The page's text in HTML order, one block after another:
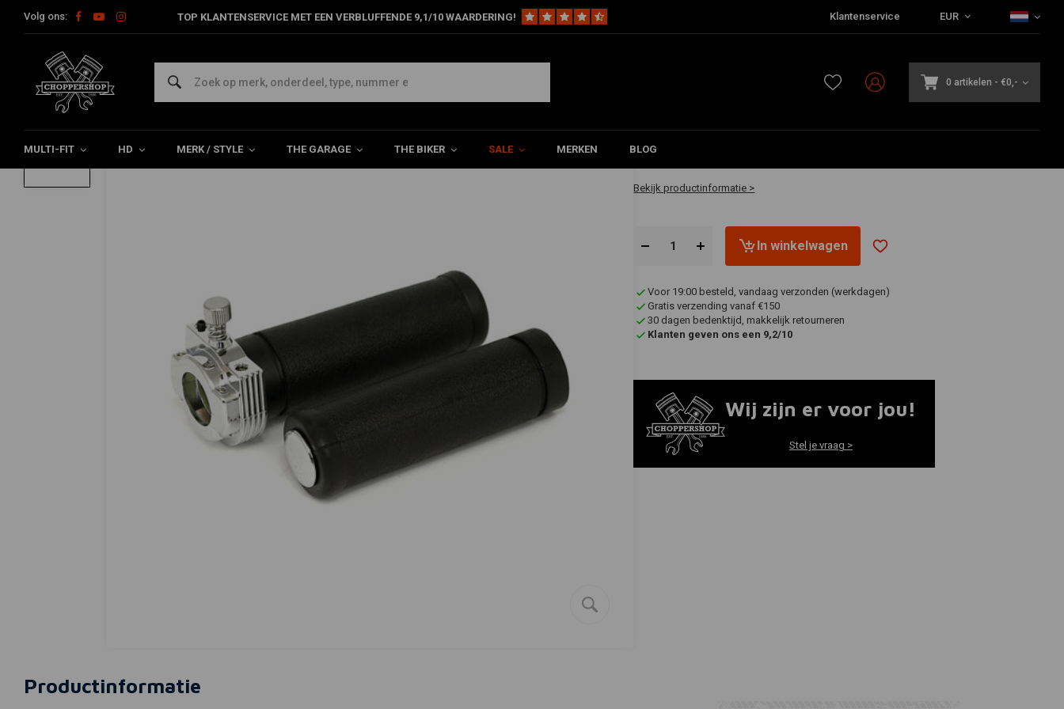
Volg ons: TOP KLANTENSERVICE MET EEN VERBLUFFENDE 9,1/10 WAARDERING! Klantenservice EUR
0 artikelen - €0,-
MULTI-FIT HD MERK / STYLE THE GARAGE THE BIKER SALE MERKEN BLOG
Home HD Sturen en accessoires Gashendels Harley 1 " Chrome Gashendel Single Cable Inclusief Grips Voor Harley Davidson 74-80 BT
1 " Chrome Gashendel Single Cable Inclusief Grips Voor Harley Davidson 74-80 BT
0/5 (0 reviews)
€25,37
Bekijk productinformatie >
In winkelwagen
Voor 19:00 besteld, vandaag verzonden (werkdagen)
Gratis verzending vanaf €150
30 dagen bedenktijd, makkelijk retourneren
Klanten geven ons een 9,2/10
Wij zijn er voor jou!
Stel je vraag >
Productinformatie